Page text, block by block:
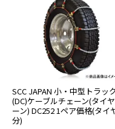
SCC JAPAN 小・中型トラッ
(DC)ケーブルチェーン(タイ
ーン) DC252 1ペア価格(タイ
分)